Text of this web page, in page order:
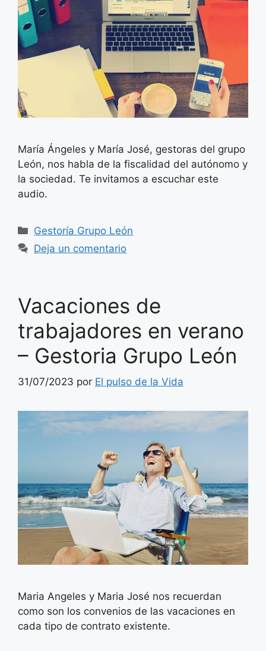
María Ángeles y María José, gestoras del grupo
León, nos habla de la fiscalidad del autónomo y
la sociedad. Te invitamos a escuchar este
audio.
Categorías
Gestoría Grupo León
Deja un comentario
Vacaciones de
trabajadores en verano
– Gestoria Grupo León
31/07/2023 por El pulso de la Vida
Maria Angeles y Maria José nos recuerdan
como son los convenios de las vacaciones en
cada tipo de contrato existente.